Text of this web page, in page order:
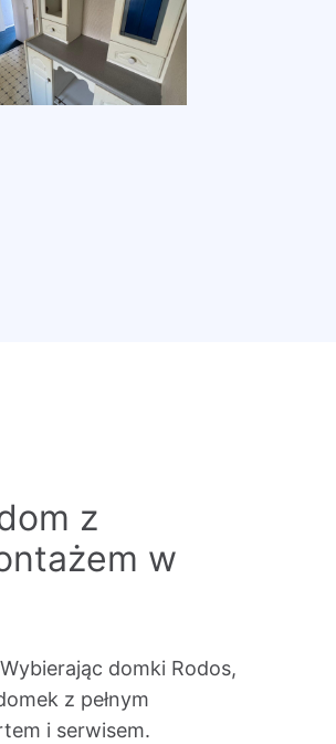
z
w
domki Rodos,
z pełnym
i serwisem.